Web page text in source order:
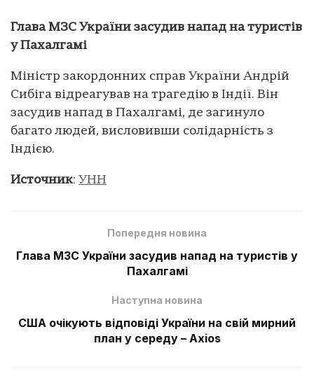
Глава МЗС України засудив напад на туристів
у Пахалгамі
Міністр закордонних справ України Андрій
Сибіга відреагував на трагедію в Індії. Він
засудив напад в Пахалгамі, де загинуло
багато людей, висловивши солідарність з
Індією.
Источник: УНН
Попередня новина
Глава МЗС України засудив напад на туристів у
Пахалгамі
Наступна новина
США очікують відповіді України на свій мирний
план у середу – Axios